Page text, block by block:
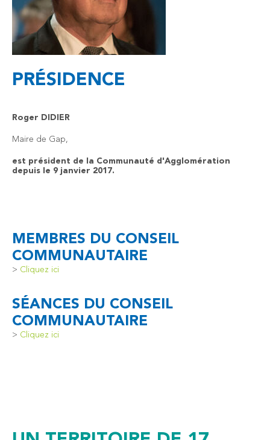
PRÉSIDENCE
Roger DIDIER
Maire de Gap,
est président de la Communauté d'Agglomération
depuis le 9 janvier 2017.
MEMBRES DU CONSEIL
COMMUNAUTAIRE
> Cliquez ici
SÉANCES DU CONSEIL
COMMUNAUTAIRE
> Cliquez ici